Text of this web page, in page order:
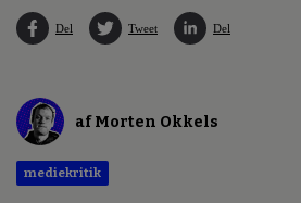
Del Tweet Del
af Morten Okkels
mediekritik